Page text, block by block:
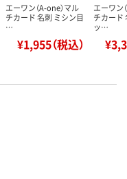
エーワン（A-one）マル
チカード 名刺 ミシン目
…
¥1,955（税込）
エーワン
チカード
ッ…